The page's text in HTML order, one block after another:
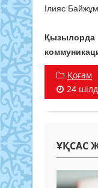
Ілияс
Қоғам
24
ҰҚСАС